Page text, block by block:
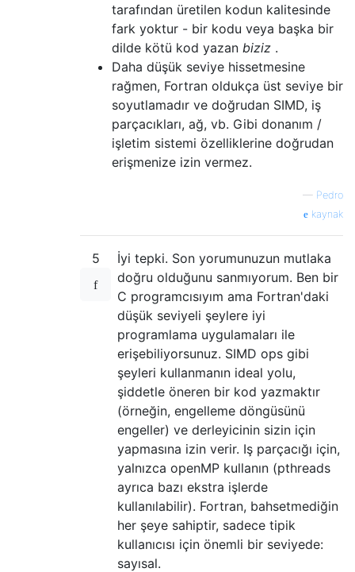
tarafından üretilen kodun kalitesinde
fark yoktur - bir kodu veya başka bir
dilde kötü kod yazan biziz .
Daha düşük seviye hissetmesine
rağmen, Fortran oldukça üst seviye bir
soyutlamadır ve doğrudan SIMD, iş
parçacıkları, ağ, vb. Gibi donanım /
işletim sistemi özelliklerine doğrudan
erişmenize izin vermez.
— Pedro
kaynak
5
İyi tepki. Son yorumunuzun mutlaka
doğru olduğunu sanmıyorum. Ben bir
C programcısıyım ama Fortran'daki
düşük seviyeli şeylere iyi
programlama uygulamaları ile
erişebiliyorsunuz. SIMD ops gibi
şeyleri kullanmanın ideal yolu,
şiddetle öneren bir kod yazmaktır
(örneğin, engelleme döngüsünü
engeller) ve derleyicinin sizin için
yapmasına izin verir. Iş parçacığı için,
yalnızca openMP kullanın (pthreads
ayrıca bazı ekstra işlerde
kullanılabilir). Fortran, bahsetmediğin
her şeye sahiptir, sadece tipik
kullanıcısı için önemli bir seviyede:
sayısal.